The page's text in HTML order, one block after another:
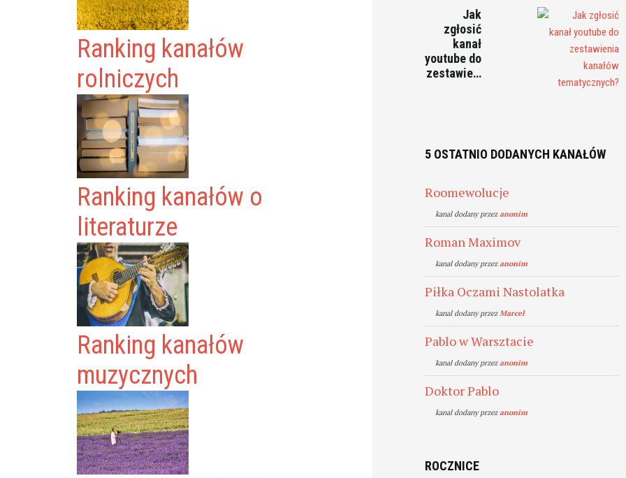
Ranking kanałów
rolniczych
Ranking kanałów o
literaturze
Ranking kanałów
muzycznych
Jak
zgłosić
kanał
youtube do
zestawie…
5 OSTATNIO DODANYCH KANAŁÓW
Roomewolucje
kanal dodany przezanonim
Roman Maximov
kanal dodany przezanonim
Piłka Oczami Nastolatka
kanal dodany przezMarcel
Pablo w Warsztacie
kanal dodany przezanonim
Doktor Pablo
kanal dodany przezanonim
ROCZNICE